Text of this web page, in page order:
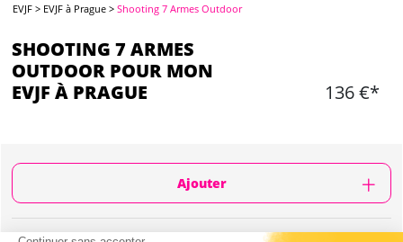
EVJF > EVJF à Prague >Shooting 7 Armes Outdoor
SHOOTING 7 ARMES
OUTDOOR POUR MON
EVJF À PRAGUE
136 €*
Ajouter